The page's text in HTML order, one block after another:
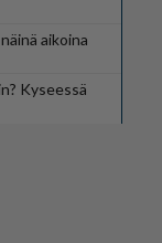
aikoina
Kyseessä